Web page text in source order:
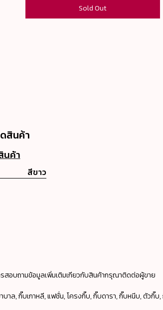
Sold Out
สินค้า
นค้า
สีขาว
อบถามข้อมูลเพิ่มเติมเกียวกับสินค้ากรุณาติดต่อผู้ขาย
าล, กิ๊บเกาหลี, แฟชั่น, โครงกิ๊บ, กิ๊บดารา, กิ๊บหนีบ, ตัวกิ๊